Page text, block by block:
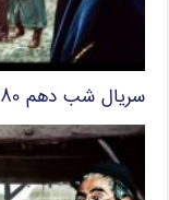
سریال شب دهم ۱۳۸۰